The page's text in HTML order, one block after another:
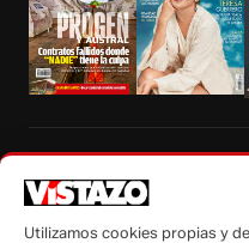
autorización escrita de su titular, de
Utilizamos cookies propias y